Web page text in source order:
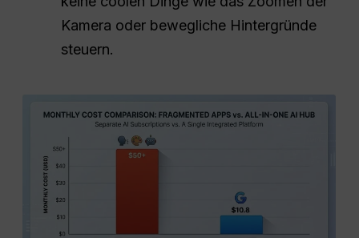
Kamera oder bewegliche Hintergründe
steuern.